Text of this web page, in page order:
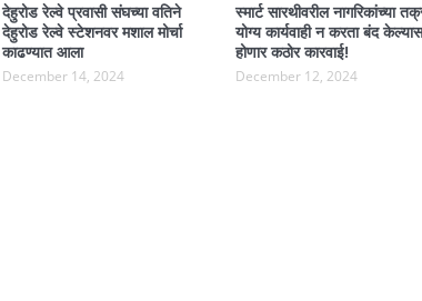
देहुरोड रेल्वे प्रवासी संघच्या वतिने
देहुरोड रेल्वे स्टेशनवर मशाल मोर्चा
काढण्यात आला
December 14, 2024
स्मार्ट सारथीवरील नागरिकांच्या
योग्य कार्यवाही न करता बंद केल्यास
होणार कठोर कारवाई!
December 12, 2024